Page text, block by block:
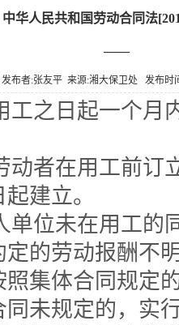
中华人民共和国劳动合同法
——
发布者:张友平 来源:湘大保卫处 发布时
工之日起一个月
动者在用工前订
建立。
单位未在用工的
定的劳动报酬不
照集体合同规定
未规定的，实